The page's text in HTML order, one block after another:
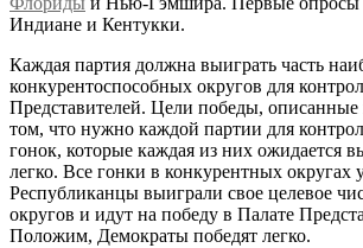
Индиане и Кентукки.
Каждая партия должна выиграть часть
конкурентоспособных округов для
Представителей. Цели победы,
том, что нужно каждой партии для
гонок, которые каждая из них ожидается
легко. Все гонки в конкурентных округах
Республиканцы выиграли свое целевое
округов и идут на победу в Палате
Положим, Демократы победят легко.